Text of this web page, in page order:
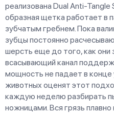
реализована Dual Anti-
образная щетка работает в
зубчатым гребнем. Пока
зубцы постоянно
шерсть еще до того, как они
всасывающий канал
мощность не падает в
животных оценят этот
каждую неделю разбирать
ножницами. Вся грязь